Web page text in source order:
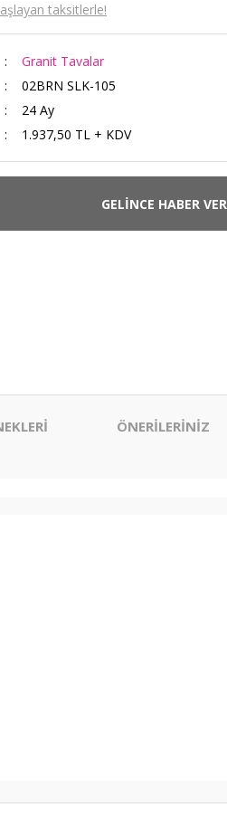
taksitlerle!
Granit Tavalar
02BRN SLK-105
24 Ay
1.937,50 TL + KDV
GELİNCE HABER VER
ÖNERİLERİNİZ